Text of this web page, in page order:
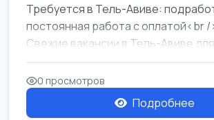
Требуется в Тель-Авиве:
постоянная работа с оплатой<br /
Свежие вакансии в Тель-Авиве
женщин от хозя...
0 просмотров
Подробнее